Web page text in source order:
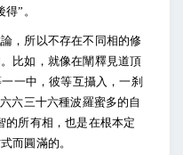
”。
，所以不存在不同相的修
比如，就像在闡釋見道頂
一中，彼等互攝入，一刹
六三十六種波羅蜜多的自
的所有相，也是在根本定
而圓滿的。